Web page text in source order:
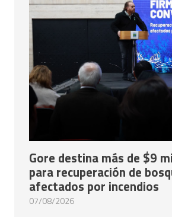
Gore destina más de $9
para recuperación de
afectados por incendios
07/08/2026